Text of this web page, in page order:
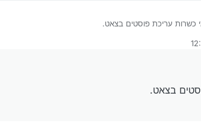
כשרות עריכת פוסטים בצאט.
הרב
בצאט.